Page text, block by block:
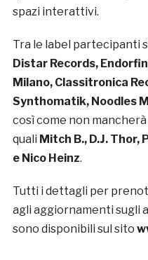
spazi interattivi.
Tra le label partecipanti
Distar Records,
Milano, Classitronica
Synthomatik, Noodles
così come non
quali Mitch B., D.J. Thor,
e Nico Heinz.
Tutti i dettagli per
agli aggiornamenti sugli
sono disponibili sul sito